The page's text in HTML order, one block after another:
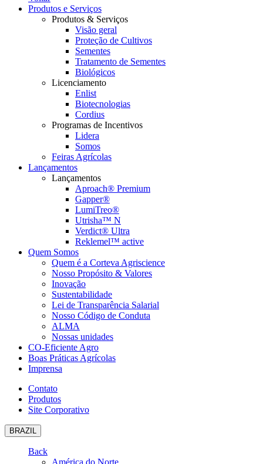
Produtos e Serviços
Produtos & Serviços
Visão geral
Proteção de Cultivos
Sementes
Tratamento de Sementes
Biológicos
Licenciamento
Enlist
Biotecnologias
Cordius
Programas de Incentivos
Lidera
Somos
Feiras Agrícolas
Lançamentos
Lançamentos
Aproach® Premium
Gapper®
LumiTreo®
Utrisha™ N
Verdict® Ultra
Reklemel™ active
Quem Somos
Quem é a Corteva Agriscience
Nosso Propósito & Valores
Inovação
Sustentabilidade
Lei de Transparência Salarial
Nosso Código de Conduta
ALMA
Nossas unidades
CO-Eficiente Agro
Boas Práticas Agrícolas
Imprensa
Contato
Produtos
Site Corporativo
BRAZIL
Back
América do Norte